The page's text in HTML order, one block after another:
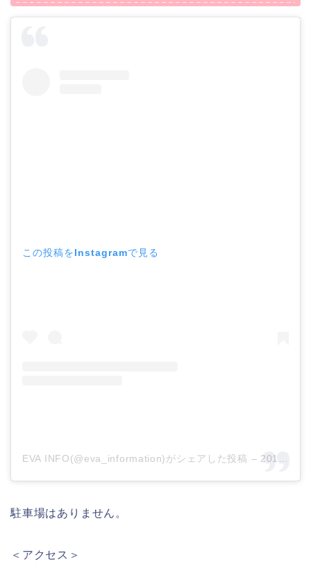
この投稿をInstagramで見る
EVA INFO(@eva_information)がシェアした投稿 – 2019年 8月月20日午後9時18分PDT
駐車場はありません。
＜アクセス＞